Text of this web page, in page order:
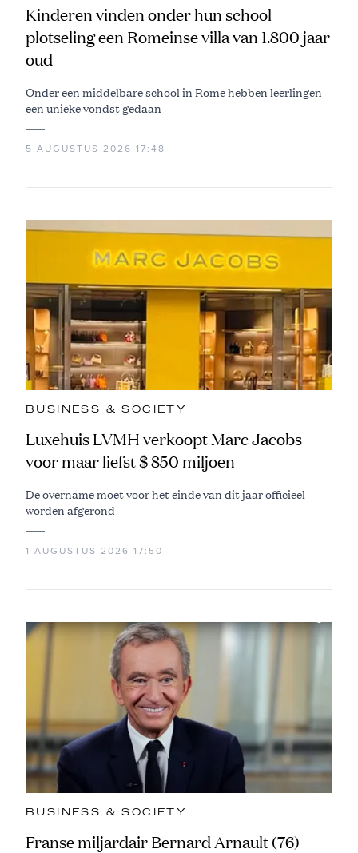
Kinderen vinden onder hun school
plotseling een Romeinse villa van 1.800 jaar
oud
Onder een middelbare school in Rome hebben leerlingen
een unieke vondst gedaan
5 AUGUSTUS 2026 17:48
BUSINESS & SOCIETY
Luxehuis LVMH verkoopt Marc Jacobs
voor maar liefst $ 850 miljoen
De overname moet voor het einde van dit jaar officieel
worden afgerond
1 AUGUSTUS 2026 17:50
BUSINESS & SOCIETY
Franse miljardair Bernard Arnault (76)